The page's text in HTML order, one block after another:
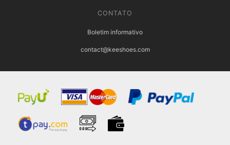
CONTATO
Boletim informativo
contact@keeshoes.com